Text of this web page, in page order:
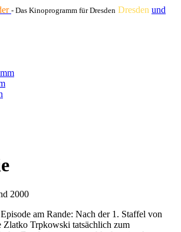
- Das Kinoprogramm für Dresden Dresden und
2000
am Rande: Nach der 1. Staffel von
Trpkowski tatsächlich zum